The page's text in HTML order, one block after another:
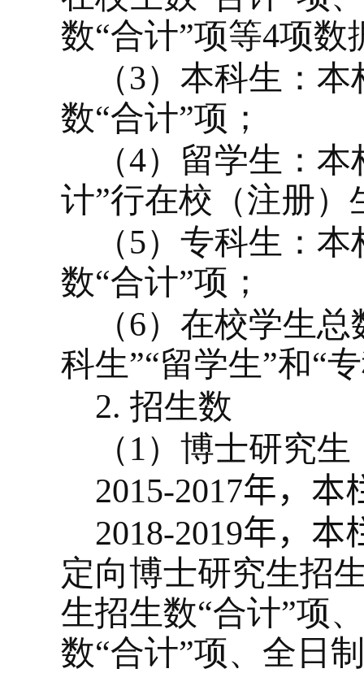
数“合计”项等4项数
（3）本科生：
数“合计”项；
（4）留学生：
计”行在校（注册）
（5）专科生：
数“合计”项；
（6）在校学生总
科生”“留学生”和“
2.招生数
（1）博士研究生
2015-2017年， 本
2018-2019年， 本
定向博士研究生招
生招生数“合计”项
数“合计”项、全日